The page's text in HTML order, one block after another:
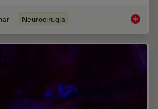
Neurocirugía 3D, AR